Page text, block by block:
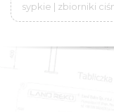
sypkie | zbiorniki